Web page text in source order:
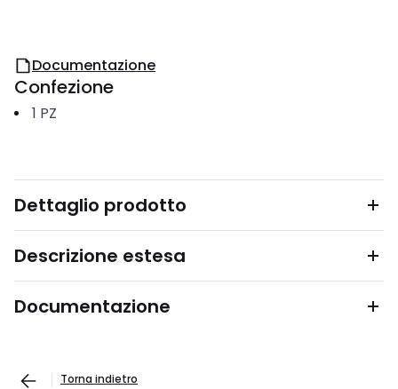
Documentazione
Confezione
1 PZ
Dettaglio prodotto
Descrizione estesa
Documentazione
Torna indietro